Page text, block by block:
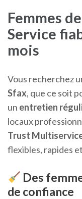
Femmes
Service
mois
Vous recherchez
Sfax, que ce soit
un entretien
locaux
Trust
flexibles, rapides
Des
de confiance